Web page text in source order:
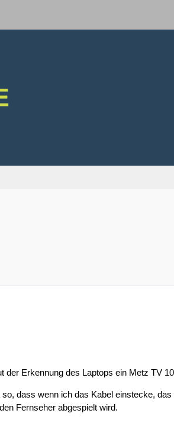
der Erkennung des Laptops ein Metz TV
dass wenn ich das Kabel einstecke,
Fernseher abgespielt wird.